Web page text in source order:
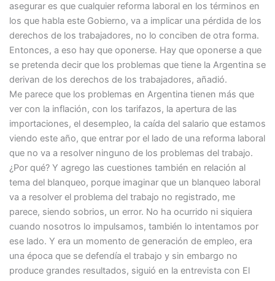
asegurar es que cualquier reforma laboral en los términos en
los que habla este Gobierno, va a implicar una pérdida de los
derechos de los trabajadores, no lo conciben de otra forma.
Entonces, a eso hay que oponerse. Hay que oponerse a que
se pretenda decir que los problemas que tiene la Argentina se
derivan de los derechos de los trabajadores, añadió.
Me parece que los problemas en Argentina tienen más que
ver con la inflación, con los tarifazos, la apertura de las
importaciones, el desempleo, la caída del salario que estamos
viendo este año, que entrar por el lado de una reforma laboral
que no va a resolver ninguno de los problemas del trabajo.
¿Por qué? Y agrego las cuestiones también en relación al
tema del blanqueo, porque imaginar que un blanqueo laboral
va a resolver el problema del trabajo no registrado, me
parece, siendo sobrios, un error. No ha ocurrido ni siquiera
cuando nosotros lo impulsamos, también lo intentamos por
ese lado. Y era un momento de generación de empleo, era
una época que se defendía el trabajo y sin embargo no
produce grandes resultados, siguió en la entrevista con El